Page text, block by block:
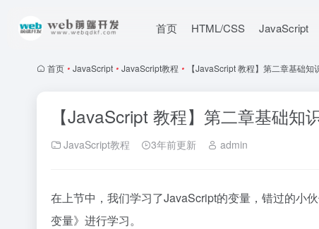
首页 HTML/CSS JavaScript
首页 • JavaScript • JavaScript教程 • 【JavaScript 教程】第二章基础
【JavaScript 教程】第二章基础
JavaScript教程 3年前更新 admin
在上节中，我们学习了JavaScript的变量，错过的小
变量》进行学习。